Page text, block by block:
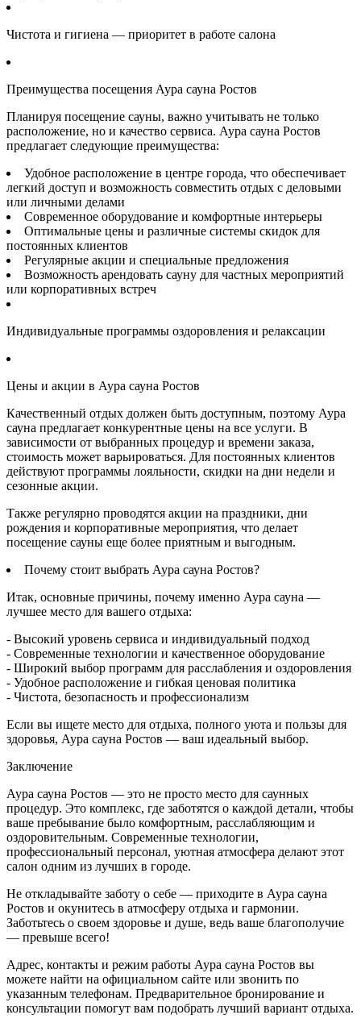
Чистота и гигиена — приоритет в работе салона
Преимущества посещения Аура сауна Ростов
Планируя посещение сауны, важно учитывать не только
расположение, но и качество сервиса. Аура сауна Ростов
предлагает следующие преимущества:
Удобное расположение в центре города, что обеспечивает
легкий доступ и возможность совместить отдых с деловыми
или личными делами
Современное оборудование и комфортные интерьеры
Оптимальные цены и различные системы скидок для
постоянных клиентов
Регулярные акции и специальные предложения
Возможность арендовать сауну для частных мероприятий
или корпоративных встреч
Индивидуальные программы оздоровления и релаксации
Цены и акции в Аура сауна Ростов
Качественный отдых должен быть доступным, поэтому Аура
сауна предлагает конкурентные цены на все услуги. В
зависимости от выбранных процедур и времени заказа,
стоимость может варьироваться. Для постоянных клиентов
действуют программы лояльности, скидки на дни недели и
сезонные акции.
Также регулярно проводятся акции на праздники, дни
рождения и корпоративные мероприятия, что делает
посещение сауны еще более приятным и выгодным.
Почему стоит выбрать Аура сауна Ростов?
Итак, основные причины, почему именно Аура сауна —
лучшее место для вашего отдыха:
- Высокий уровень сервиса и индивидуальный подход
- Современные технологии и качественное оборудование
- Широкий выбор программ для расслабления и оздоровления
- Удобное расположение и гибкая ценовая политика
- Чистота, безопасность и профессионализм
Если вы ищете место для отдыха, полного уюта и пользы для
здоровья, Аура сауна Ростов — ваш идеальный выбор.
Заключение
Аура сауна Ростов — это не просто место для саунных
процедур. Это комплекс, где заботятся о каждой детали, чтобы
ваше пребывание было комфортным, расслабляющим и
оздоровительным. Современные технологии,
профессиональный персонал, уютная атмосфера делают этот
салон одним из лучших в городе.
Не откладывайте заботу о себе — приходите в Аура сауна
Ростов и окунитесь в атмосферу отдыха и гармонии.
Заботьтесь о своем здоровье и душе, ведь ваше благополучие
— превыше всего!
Адрес, контакты и режим работы Аура сауна Ростов вы
можете найти на официальном сайте или звонить по
указанным телефонам. Предварительное бронирование и
консультации помогут вам подобрать лучший вариант отдыха.